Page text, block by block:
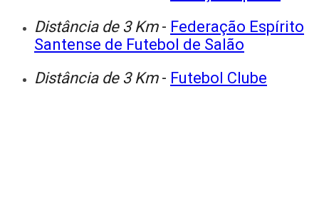
Distância de 3 Km - Federação Espírito
Santense de Futebol de Salão
Distância de 3 Km - Futebol Clube